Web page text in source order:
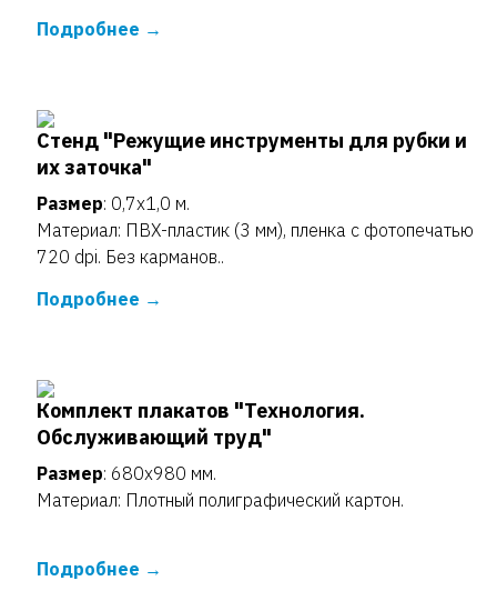
Подробнее
Стенд "Режущие инструменты для рубки и
их заточка"
Размер: 0,7х1,0 м.
Материал: ПВХ-пластик (3 мм), пленка с фотопечатью
720 dpi. Без карманов..
Подробнее
Комплект плакатов "Технология.
Обслуживающий труд"
Размер: 680х980 мм.
Материал: Плотный полиграфический картон.
Подробнее